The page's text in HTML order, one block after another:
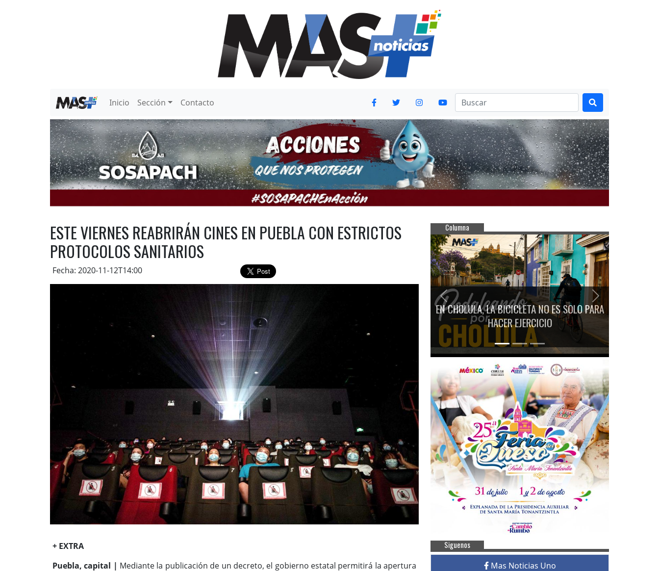
Inicio Sección Contacto
ESTE VIERNES REABRIRÁN CINES EN PUEBLA CON ESTRICTOS
PROTOCOLOS SANITARIOS
Fecha: 2020-11-12T14:00
+ EXTRA
Puebla, capital | Mediante la publicación de un decreto, el gobierno estatal permitirá la apertura
Columna
EN CHOLULA, LA BICICLETA NO ES SOLO PARA
HACER EJERCICIO
Previous Next
Siguenos
Mas Noticias Uno